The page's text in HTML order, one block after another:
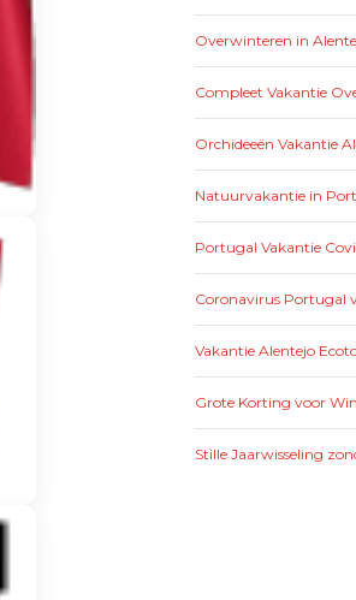
Overwinteren in
Compleet Vakantie
Orchideeën Vakantie
Natuurvakantie in
Portugal Vakantie
Coronavirus Portugal
Vakantie Alentejo
Grote Korting voor
Stille Jaarwisseling